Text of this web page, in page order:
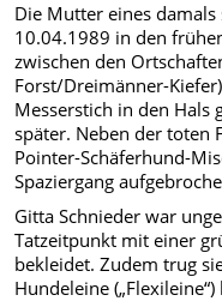
Die Mutter eines
10.04.1989 in den
zwischen den
Forst/Dreimänner-
Messerstich in den Hals
später. Neben der toten
Pointer-Schäferhund-
Spaziergang
Gitta Schnieder war
Tatzeitpunkt mit einer
bekleidet. Zudem trug
Hundeleine („Flexileine“)